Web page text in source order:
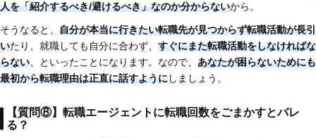
人を「紹介するべき/避けるべき」なのか分からないから。
そうなると、 自分が本当に行きたい転職先が見つからず転職活動が長引
いたり、就職しても自分に合わず、 すぐにまた転職活動をしなければな
らない 、といったことになります。なので、 あなたが困らないためにも
最初から転職理由は正直に話すようにしましょう。
【質問⑧】転職エージェントに転職回数をごまかすとバレ
る？